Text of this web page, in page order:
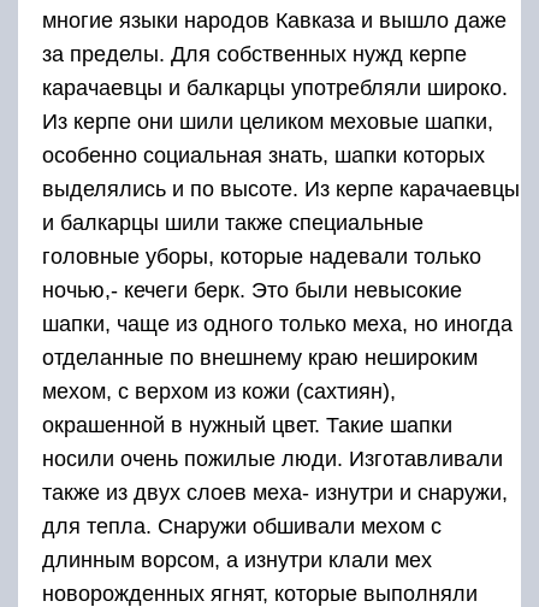
многие языки народов Кавказа и вышло даже
за пределы. Для собственных нужд керпе
карачаевцы и балкарцы употребляли широко.
Из керпе они шили целиком меховые шапки,
особенно социальная знать, шапки которых
выделялись и по высоте. Из керпе карачаевцы
и балкарцы шили также специальные
головные уборы, которые надевали только
ночью,- кечеги берк. Это были невысокие
шапки, чаще из одного только меха, но иногда
отделанные по внешнему краю нешироким
мехом, с верхом из кожи (сахтиян),
окрашенной в нужный цвет. Такие шапки
носили очень пожилые люди. Изготавливали
также из двух слоев меха- изнутри и снаружи,
для тепла. Снаружи обшивали мехом с
длинным ворсом, а изнутри клали мех
новорожденных ягнят, которые выполняли